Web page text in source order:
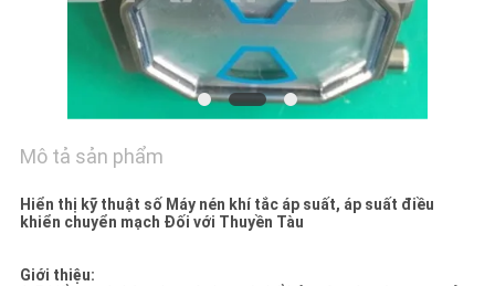
COMPANY
NEWS
ĐỒ
TRANG
WEB
Mô tả sản phẩm
Hiển thị kỹ thuật số Máy nén khí tắc áp suất, áp suất điều
khiển chuyển mạch Đối với Thuyền Tàu
Giới thiệu: